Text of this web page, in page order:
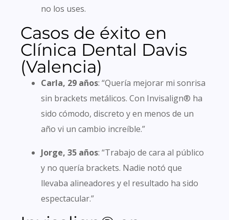
no los uses.
Casos de éxito en
Clínica Dental Davis
(Valencia)
Carla, 29 años: “Quería mejorar mi sonrisa
sin brackets metálicos. Con Invisalign® ha
sido cómodo, discreto y en menos de un
año vi un cambio increíble.”
Jorge, 35 años: “Trabajo de cara al público
y no quería brackets. Nadie notó que
llevaba alineadores y el resultado ha sido
espectacular.”